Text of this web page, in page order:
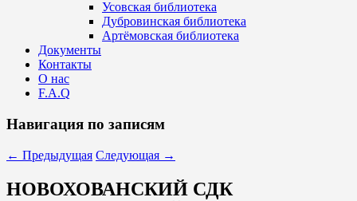
Усовская библиотека
Дубровинская библиотека
Артёмовская библиотека
Документы
Контакты
О нас
F.A.Q
Навигация по записям
← Предыдущая Следующая →
НОВОХОВАНСКИЙ СДК